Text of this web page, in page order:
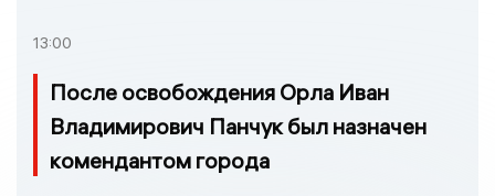
13:00
После освобождения Орла Иван
Владимирович Панчук был назначен
комендантом города